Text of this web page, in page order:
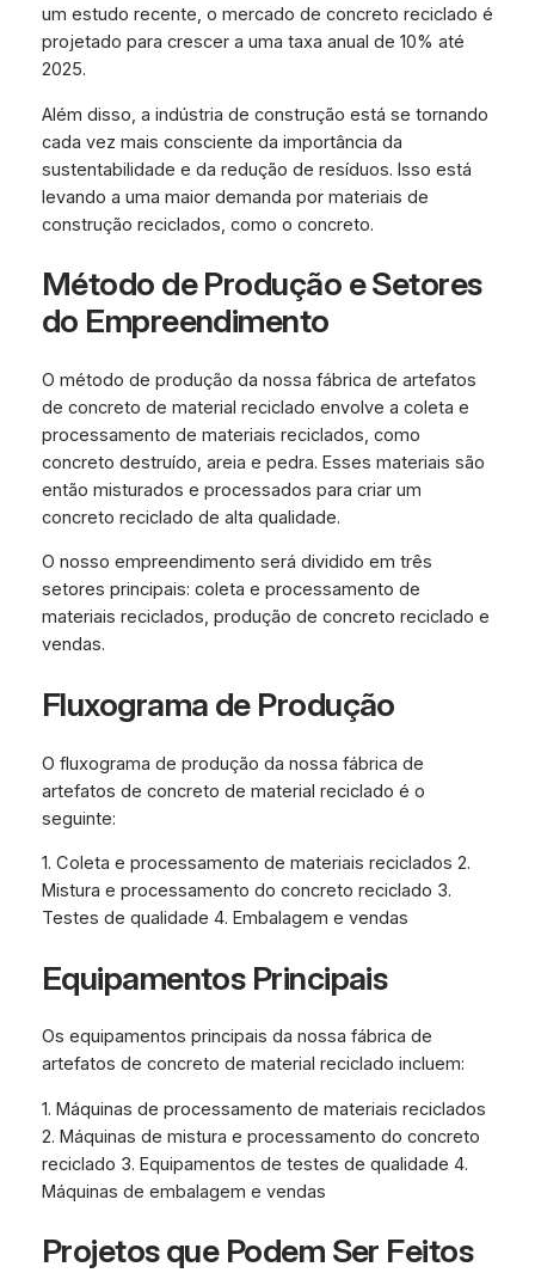
um estudo recente, o mercado de concreto reciclado é
projetado para crescer a uma taxa anual de 10% até
2025.
Além disso, a indústria de construção está se tornando
cada vez mais consciente da importância da
sustentabilidade e da redução de resíduos. Isso está
levando a uma maior demanda por materiais de
construção reciclados, como o concreto.
Método de Produção e Setores
do Empreendimento
O método de produção da nossa fábrica de artefatos
de concreto de material reciclado envolve a coleta e
processamento de materiais reciclados, como
concreto destruído, areia e pedra. Esses materiais são
então misturados e processados para criar um
concreto reciclado de alta qualidade.
O nosso empreendimento será dividido em três
setores principais: coleta e processamento de
materiais reciclados, produção de concreto reciclado e
vendas.
Fluxograma de Produção
O fluxograma de produção da nossa fábrica de
artefatos de concreto de material reciclado é o
seguinte:
1. Coleta e processamento de materiais reciclados 2.
Mistura e processamento do concreto reciclado 3.
Testes de qualidade 4. Embalagem e vendas
Equipamentos Principais
Os equipamentos principais da nossa fábrica de
artefatos de concreto de material reciclado incluem:
1. Máquinas de processamento de materiais reciclados
2. Máquinas de mistura e processamento do concreto
reciclado 3. Equipamentos de testes de qualidade 4.
Máquinas de embalagem e vendas
Projetos que Podem Ser Feitos